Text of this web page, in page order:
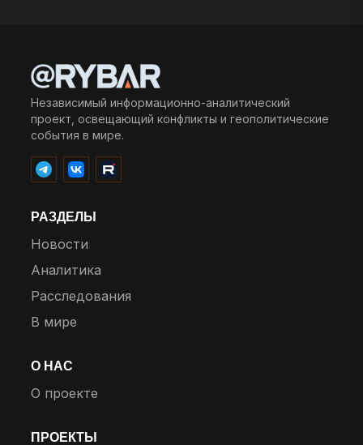
Независимый информационно-аналитический
проект, освещающий конфликты и геополитические
события в мире.
РАЗДЕЛЫ
Новости
Аналитика
Расследования
В мире
О НАС
О проекте
ПРОЕКТЫ